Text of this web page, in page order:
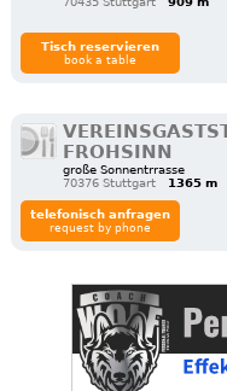
Tisch reservieren
book a table
FROHSINN
große Sonnentrrasse
70376 Stuttgart
1365 m
telefonisch anfragen
request by phone